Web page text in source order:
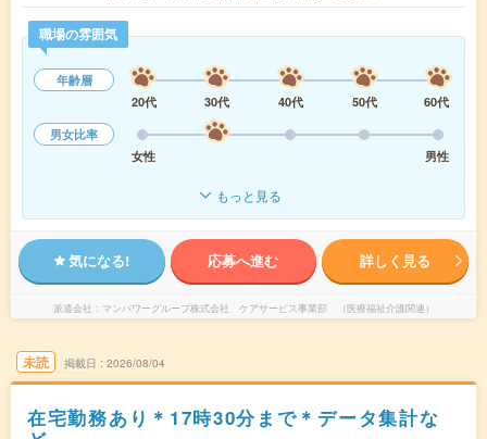
職場の雰囲気
年齢層
20代
30代 40代 50代
60代
男女比率
女性
男性
もっと見る
気になる! 応募へ進む 詳しく見る
派遣会社 マンパワーグループ株式会社 ケアサービス事業部 （医療福祉介護関連）
未読 掲載日 2026/08/04
在宅勤務あり＊17時30分まで＊データ集計な